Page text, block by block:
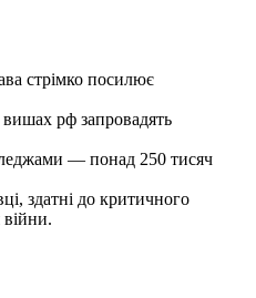
стрімко посилює
вишах рф запровадять
— понад 250 тисяч
здатні до критичного